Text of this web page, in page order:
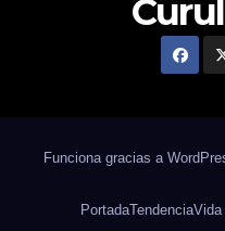
Funciona gracias a
PortadaTendencia